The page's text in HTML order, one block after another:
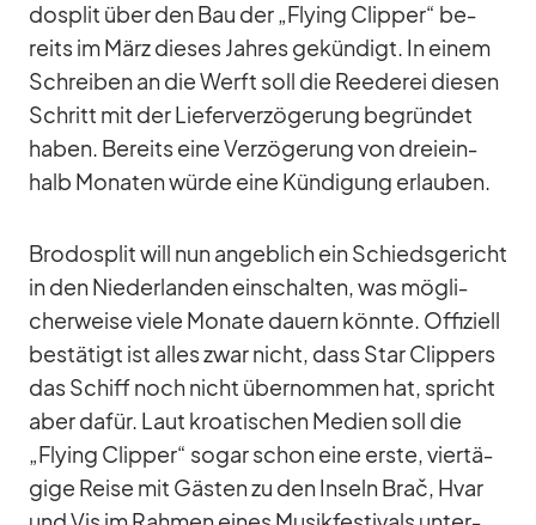
do­split über den Bau der „Fly­ing Clip­per“ be­
reits im März die­ses Jah­res ge­kün­digt. In ei­nem
Schrei­ben an die Werft soll die Ree­de­rei die­sen
Schritt mit der Lie­fer­ver­zö­ge­rung be­grün­det
ha­ben. Be­reits eine Ver­zö­ge­rung von drei­ein­
halb Mo­na­ten würde eine Kün­di­gung er­lau­ben.
Bro­do­split will nun an­geb­lich ein Schieds­ge­richt
in den Nie­der­lan­den ein­schal­ten, was mög­li­
cher­weise viele Mo­nate dau­ern könnte. Of­fi­zi­ell
be­stä­tigt ist al­les zwar nicht, dass Star Clip­pers
das Schiff noch nicht über­nom­men hat, spricht
aber da­für. Laut kroa­ti­schen Me­dien soll die
„Fly­ing Clip­per“ so­gar schon eine erste, vier­tä­
gige Reise mit Gäs­ten zu den In­seln Brač, Hvar